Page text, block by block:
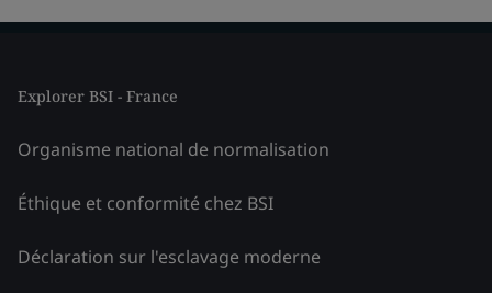
Explorer BSI - France
Organisme national de normalisation
Éthique et conformité chez BSI
Déclaration sur l'esclavage moderne